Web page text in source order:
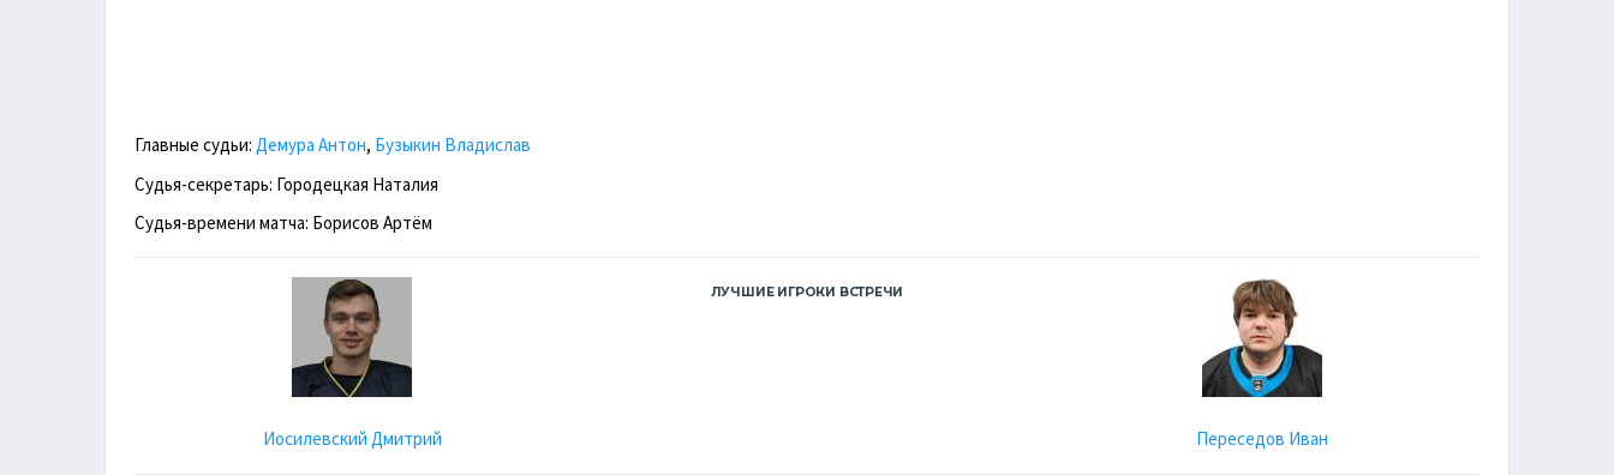
Главные судьи: Демура Антон, Бузыкин Владислав
Судья-секретарь: Городецкая Наталия
Судья-времени матча: Борисов Артём
Иосилевский Дмитрий
ЛУЧШИЕ ИГРОКИ ВСТРЕЧИ
Переседов Иван